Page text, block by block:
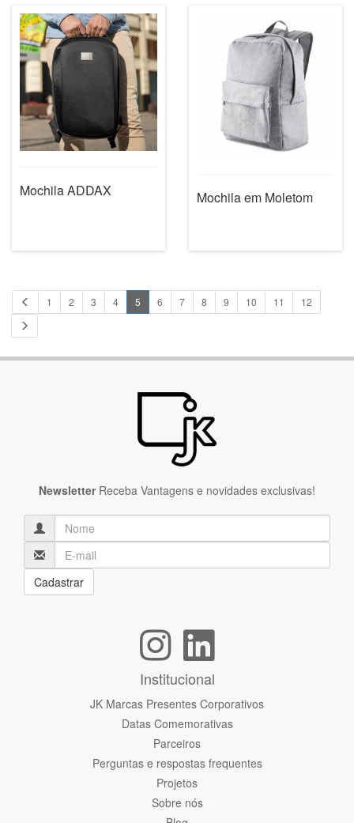
Mochila ADDAX Mochila em Moletom
1 2 3 4 5 6 7 8 9 10 11 12
NewsletterReceba Vantagens e novidades exclusivas!
Cadastrar
Institucional
JK Marcas Presentes Corporativos
Datas Comemorativas
Parceiros
Perguntas e respostas frequentes
Projetos
Sobre nós